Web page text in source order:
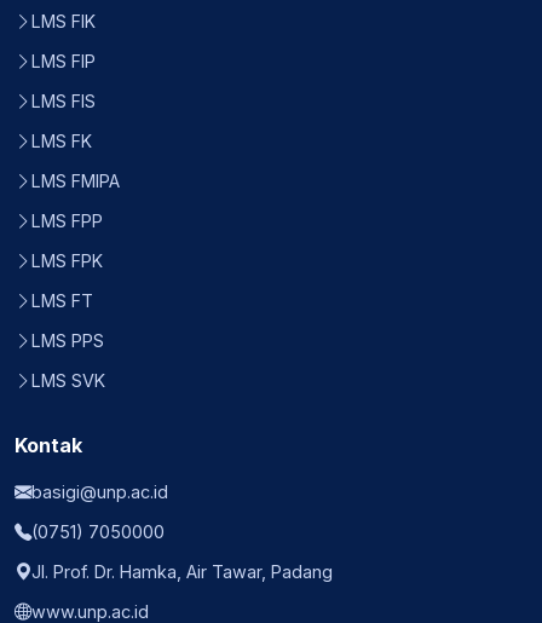
LMS FIK
LMS FIP
LMS FIS
LMS FK
LMS FMIPA
LMS FPP
LMS FPK
LMS FT
LMS PPS
LMS SVK
Kontak
basigi@unp.ac.id
(0751) 7050000
Jl. Prof. Dr. Hamka, Air Tawar, Padang
www.unp.ac.id